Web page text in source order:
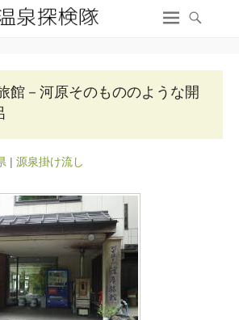
館－河原そのもののような開
| 源泉掛け流し